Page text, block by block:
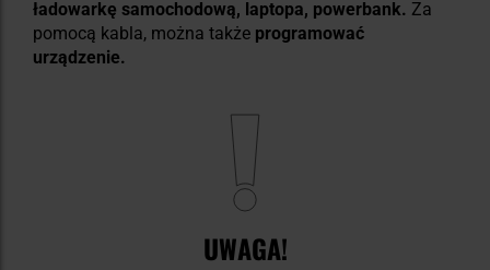
ładowarkę samochodową, laptopa, powerbank. Za
pomocą kabla, można także programować
urządzenie.
UWAGA!